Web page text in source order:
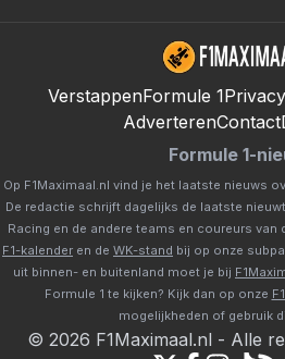
VerstappenFormule 1
AdverterenContact
Formule 1-
Op F1Maximaal.nl vind je het laatste nieuws
De redactie schrijft dagelijks de laatste
Racing en de andere teams en coureurs van
F1-kalender en de WK-stand bij op onze
uit binnen- en buitenland moet je bij
Formule 1 te kijken? Kijk dan op onze
mogelijkheden of gebruik
© 2026 F1Maximaal.nl - Alle